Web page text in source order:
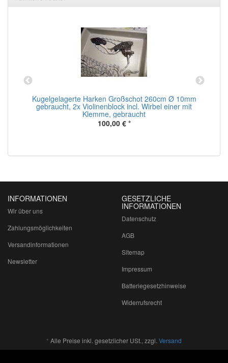
Kugelgelagerte Harken Großschot 260cm Ø 10mm
gebraucht, 2x Violinenblock incl. Wirbel einer mit
Klemme, gebraucht
100,00 € *
INFORMATIONEN
Wir über uns
Zahlungsmöglichkeiten
Versandinformationen
Newsletter
GESETZLICHE
INFORMATIONEN
Datenschutz
AGB
Sitemap
Impressum
Batteriegesetzhinweise
Widerrufsrecht
* Alle Preise inkl. gesetzlicher USt., zzgl. Versand